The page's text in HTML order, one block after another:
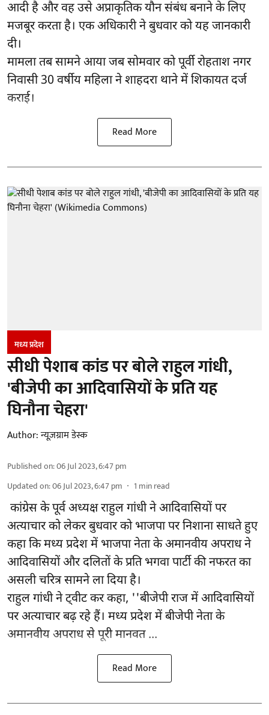
आदी है और वह उसे अप्राकृतिक यौन संबंध बनाने के लिए
मजबूर करता है। एक अधिकारी ने बुधवार को यह जानकारी
दी।
मामला तब सामने आया जब सोमवार को पूर्वी रोहताश नगर
निवासी 30 वर्षीय महिला ने शाहदरा थाने में शिकायत दर्ज
कराई।
Read More
मध्‍य प्रदेश
सीधी पेशाब कांड पर बोले राहुल गांधी,
'बीजेपी का आदिवासियों के प्रति यह
घिनौना चेहरा'
Author:न्यूज़ग्राम डेस्क
Published on:06 Jul 2023, 6:47 pm
Updated on:06 Jul 2023, 6:47 pm 1 min read
कांग्रेस के पूर्व अध्यक्ष राहुल गांधी ने आदिवासियों पर
अत्याचार को लेकर बुधवार को भाजपा पर निशाना साधते हुए
कहा कि मध्य प्रदेश में भाजपा नेता के अमानवीय अपराध ने
आदिवासियों और दलितों के प्रति भगवा पार्टी की नफरत का
असली चरित्र सामने ला दिया है।
राहुल गांधी ने ट्वीट कर कहा, ''बीजेपी राज में आदिवासियों
पर अत्याचार बढ़ रहे हैं। मध्य प्रदेश में बीजेपी नेता के
अमानवीय अपराध से पूरी मानवत ...
Read More